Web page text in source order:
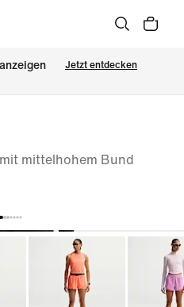
Jetzt entdecken
mittelhohem Bund